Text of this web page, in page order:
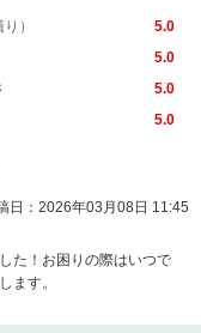
）
5.0
5.0
5.0
5.0
日：2026年03月08日 11:45
た！お困りの際はいつで
ます。